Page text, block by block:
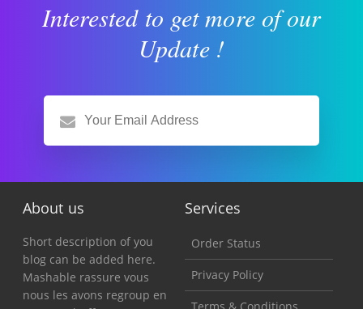
Interested to get more of our
Update !
About us
Short description of you
blog can be added here.
Mashable rassure vous
nous les avons regroup en
Services
Order Status
Privacy Policy